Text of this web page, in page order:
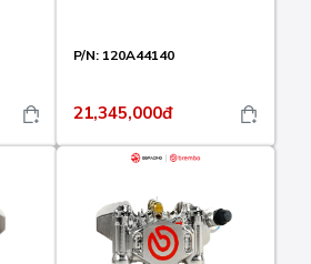
P/N: 120A44140
21,345,000đ